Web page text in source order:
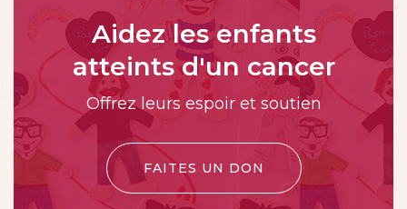
Aidez les enfants
atteints d'un cancer
Offrez leurs espoir et soutien
FAITES UN DON